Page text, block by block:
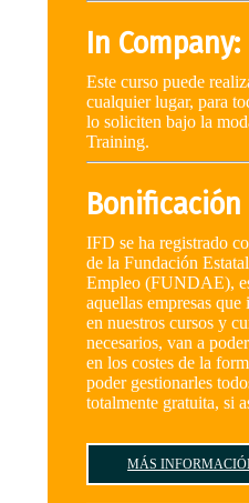
In Company:
Este curso puede
cualquier lugar, para
lo soliciten bajo la
Training.
Bonificación
IFD se ha registrado
de la Fundación
Empleo (FUNDAE),
aquellas empresas
en nuestros cursos y
necesarios, van a
en los costes de la
poder gestionarles
totalmente gratuita, si
MÁS